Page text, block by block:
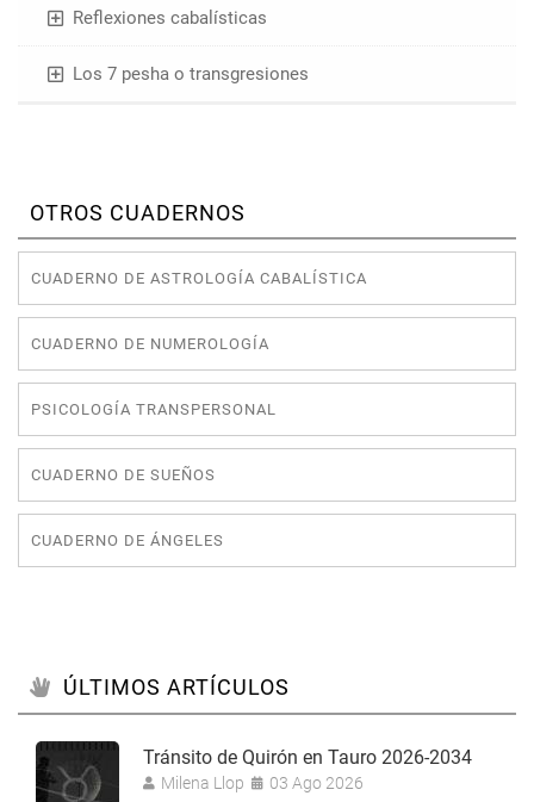
Reflexiones cabalísticas
Los 7 pesha o transgresiones
OTROS CUADERNOS
CUADERNO DE ASTROLOGÍA CABALÍSTICA
CUADERNO DE NUMEROLOGÍA
PSICOLOGÍA TRANSPERSONAL
CUADERNO DE SUEÑOS
CUADERNO DE ÁNGELES
ÚLTIMOS ARTÍCULOS
Tránsito de Quirón en Tauro 2026-2034
Milena Llop 03 Ago 2026